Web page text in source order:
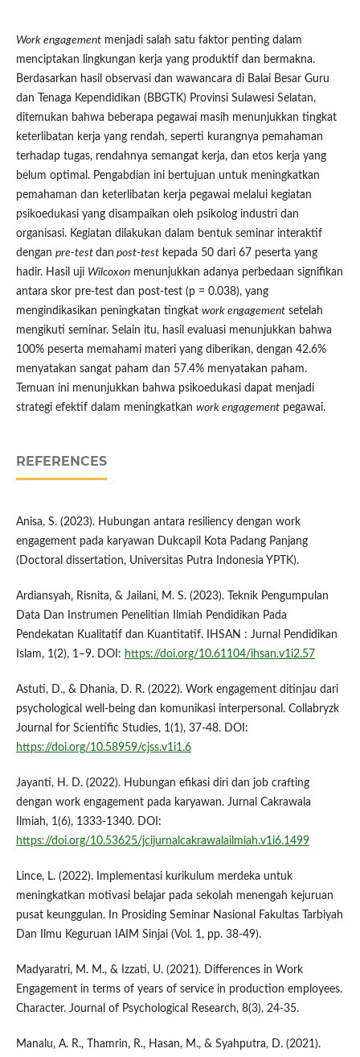
Work engagementmenjadi salah satu faktor penting dalam
menciptakan lingkungan kerja yang produktif dan bermakna.
Berdasarkan hasil observasi dan wawancara di Balai Besar Guru
dan Tenaga Kependidikan (BBGTK) Provinsi Sulawesi Selatan,
ditemukan bahwa beberapa pegawai masih menunjukkan tingkat
keterlibatan kerja yang rendah, seperti kurangnya pemahaman
terhadap tugas, rendahnya semangat kerja, dan etos kerja yang
belum optimal. Pengabdian ini bertujuan untuk meningkatkan
pemahaman dan keterlibatan kerja pegawai melalui kegiatan
psikoedukasi yang disampaikan oleh psikolog industri dan
organisasi. Kegiatan dilakukan dalam bentuk seminar interaktif
dengan pre-test dan post-testkepada 50 dari 67 peserta yang
hadir. Hasil uji Wilcoxonmenunjukkan adanya perbedaan signifikan
antara skor pre-test dan post-test (p = 0.038), yang
mengindikasikan peningkatan tingkat work engagementsetelah
mengikuti seminar. Selain itu, hasil evaluasi menunjukkan bahwa
100% peserta memahami materi yang diberikan, dengan 42.6%
menyatakan sangat paham dan 57.4% menyatakan paham.
Temuan ini menunjukkan bahwa psikoedukasi dapat menjadi
strategi efektif dalam meningkatkan work engagementpegawai.
REFERENCES
Anisa, S. (2023). Hubungan antara resiliency dengan work
engagement pada karyawan Dukcapil Kota Padang Panjang
(Doctoral dissertation, Universitas Putra Indonesia YPTK).
Ardiansyah, Risnita, & Jailani, M. S. (2023). Teknik Pengumpulan
Data Dan Instrumen Penelitian Ilmiah Pendidikan Pada
Pendekatan Kualitatif dan Kuantitatif. IHSAN : Jurnal Pendidikan
Islam, 1(2), 1–9. DOI: https://doi.org/10.61104/ihsan.v1i2.57
Astuti, D., & Dhania, D. R. (2022). Work engagement ditinjau dari
psychological well-being dan komunikasi interpersonal. Collabryzk
Journal for Scientific Studies, 1(1), 37-48. DOI:
https://doi.org/10.58959/cjss.v1i1.6
Jayanti, H. D. (2022). Hubungan efikasi diri dan job crafting
dengan work engagement pada karyawan. Jurnal Cakrawala
Ilmiah, 1(6), 1333-1340. DOI:
https://doi.org/10.53625/jcijurnalcakrawalailmiah.v1i6.1499
Lince, L. (2022). Implementasi kurikulum merdeka untuk
meningkatkan motivasi belajar pada sekolah menengah kejuruan
pusat keunggulan. In Prosiding Seminar Nasional Fakultas Tarbiyah
Dan Ilmu Keguruan IAIM Sinjai (Vol. 1, pp. 38-49).
Madyaratri, M. M., & Izzati, U. (2021). Differences in Work
Engagement in terms of years of service in production employees.
Character. Journal of Psychological Research, 8(3), 24-35.
Manalu, A. R., Thamrin, R., Hasan, M., & Syahputra, D. (2021).